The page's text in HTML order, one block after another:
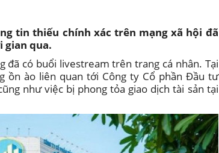
tin thiếu chính xác trên mạng xã hội đã
gian qua.
đã có buổi livestream trên trang cá nhân. Tại
ồn ào liên quan tới Công ty Cổ phần Đầu tư
như việc bị phong tỏa giao dịch tài sản tại